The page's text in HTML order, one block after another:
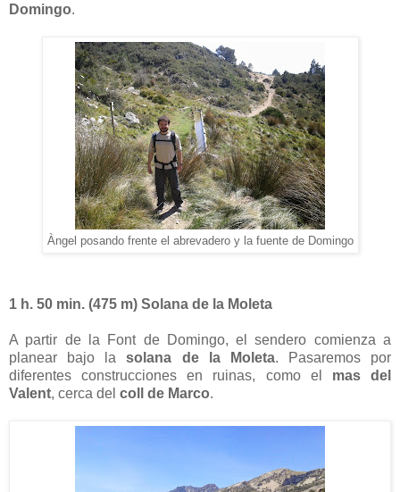
Domingo.
Àngel posando frente el abrevadero y la fuente de Domingo
1 h. 50 min. (475 m) Solana de la Moleta
A partir de la Font de Domingo, el sendero comienza a
planear bajo lasolana de la Moleta. Pasaremos por
diferentes construcciones en ruinas, como el mas del
Valent, cerca del coll de Marco.